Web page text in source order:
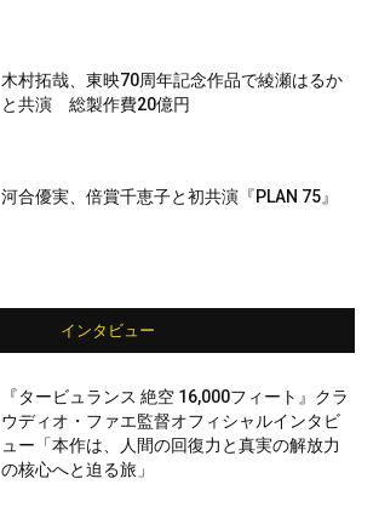
木村拓哉、東映70周年記念作品で綾瀬はるか
と共演 総製作費20億円
河合優実、倍賞千恵子と初共演『PLAN 75』
インタビュー
『タービュランス 絶空 16,000フィート』クラ
ウディオ・ファエ監督オフィシャルインタビ
ュー「本作は、人間の回復力と真実の解放力
の核心へと迫る旅」